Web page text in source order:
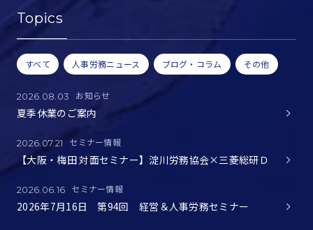
Topics
すべて 人事労務ニュース ブログ・コラム その他
2026.08.03 お知らせ
夏季休業のご案内
2026.07.21 セミナー情報
【大阪・梅田 対面セミナー】淀川労務協会×三菱総研Ｄ
2026.06.16 セミナー情報
2026年7月16日 第94回 経営＆人事労務セミナー